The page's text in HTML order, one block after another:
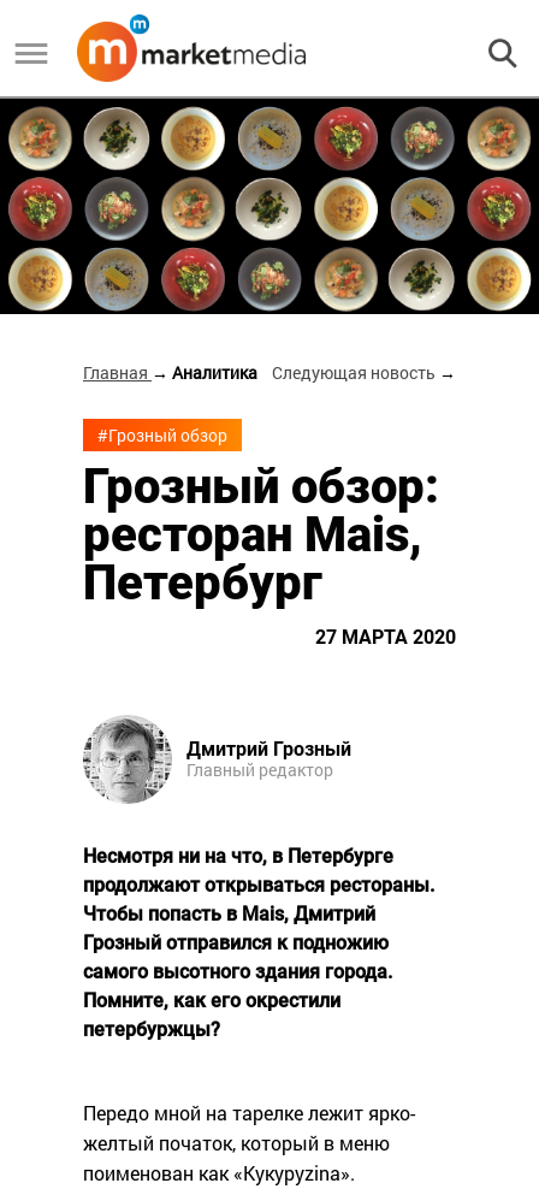
Главная → Аналитика Следующая новость →
#Грозный обзор
Грозный обзор:
ресторан Mais,
Петербург
27 МАРТА 2020
Дмитрий Грозный
Главный редактор
Несмотря ни на что, в Петербурге
продолжают открываться рестораны.
Чтобы попасть в Mais, Дмитрий
Грозный отправился к подножию
самого высотного здания города.
Помните, как его окрестили
петербуржцы?
Передо мной на тарелке лежит ярко-
желтый початок, который в меню
поименован как «Кукуруzina».